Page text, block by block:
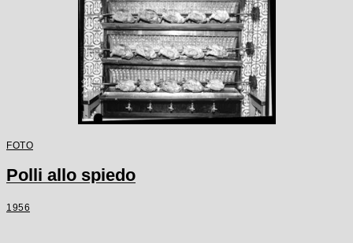
FOTO
Polli allo spiedo
1956